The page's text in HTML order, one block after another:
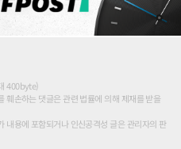
400byte)
훼손하는 댓글은 관련 법률에 의해 제재를 받을
내용에 포함되거나 인신공격성 글은 관리자의 판